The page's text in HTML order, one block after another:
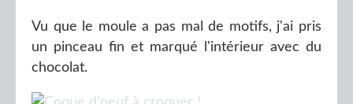
Vu que le moule a pas mal de motifs, j'ai pris
un pinceau fin et marqué l'intérieur avec du
chocolat.